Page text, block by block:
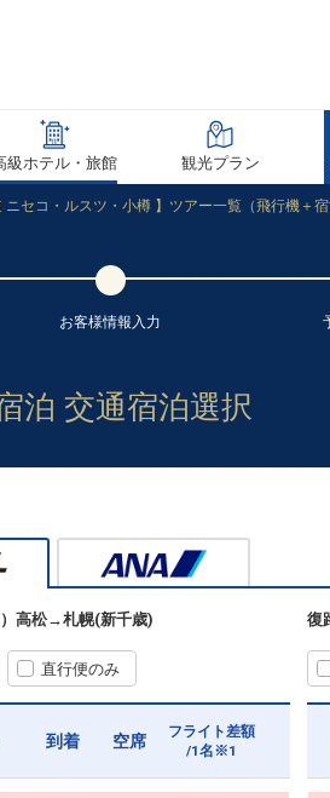
級ホテル・旅館 観光プラン
セコ・ルスツ・小樽 】ツアー一覧（飛行機＋宿
お客様情報 入力
泊 交通宿泊選択
高松→札幌(新千歳)
直行便のみ
到着 空席
フライト差額
/1名※1
復